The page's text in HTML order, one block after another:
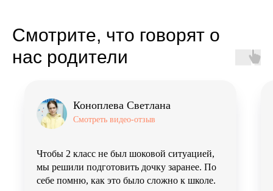
Смотрите, что говорят о
нас родители
Коноплева Светлана
Смотреть видео-отзыв
Чтобы 2 класс не был шоковой ситуацией,
мы решили подготовить дочку заранее. По
себе помню, как это было сложно к школе.